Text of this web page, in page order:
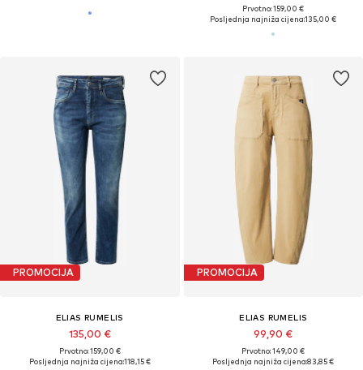
Prvotno: 159,00 €
Posljednja najniža cijena:135,00 €
PROMOCIJA
ELIAS RUMELIS
135,00 €
Prvotno: 159,00 €
Posljednja najniža cijena:118,15 €
PROMOCIJA
ELIAS RUMELIS
99,90 €
Prvotno: 149,00 €
Posljednja najniža cijena:83,85 €